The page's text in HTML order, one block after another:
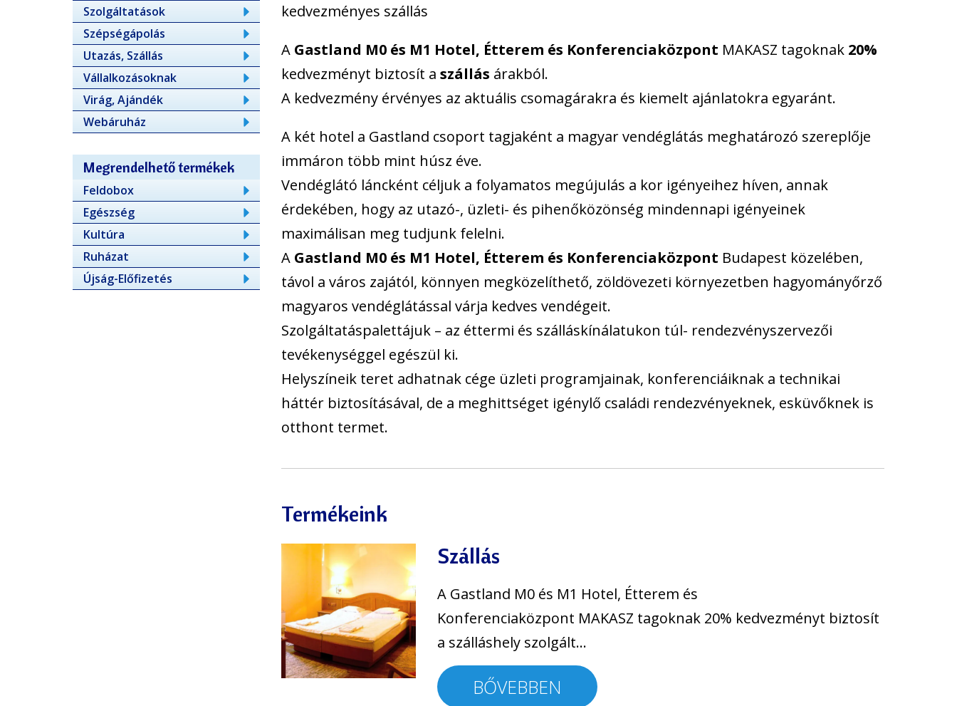
kedvezményes szállás
A Gastland M0 és M1 Hotel, Étterem és Konferenciaközpont MAKASZ tagoknak 20%
kedvezményt biztosít a szállás árakból.
A kedvezmény érvényes az aktuális csomagárakra és kiemelt ajánlatokra egyaránt.
A két hotel a Gastland csoport tagjaként a magyar vendéglátás meghatározó szereplője
immáron több mint húsz éve.
Vendéglátó láncként céljuk a folyamatos megújulás a kor igényeihez híven, annak
érdekében, hogy az utazó-, üzleti- és pihenőközönség mindennapi igényeinek
maximálisan meg tudjunk felelni.
A Gastland M0 és M1 Hotel, Étterem és Konferenciaközpont Budapest közelében,
távol a város zajától, könnyen megközelíthető, zöldövezeti környezetben hagyományőrző
magyaros vendéglátással várja kedves vendégeit.
Szolgáltatáspalettájuk – az éttermi és szálláskínálatukon túl- rendezvényszervezői
tevékenységgel egészül ki.
Helyszíneik teret adhatnak cége üzleti programjainak, konferenciáiknak a technikai
háttér biztosításával, de a meghittséget igénylő családi rendezvényeknek, esküvőknek is
otthont termet.
Termékeink
Szállás
A Gastland M0 és M1 Hotel, Étterem és
Konferenciaközpont MAKASZ tagoknak 20% kedvezményt biztosít
a szálláshely szolgált…
BŐVEBBEN
Szolgáltatások
Szépségápolás
Utazás, Szállás
Vállalkozásoknak
Virág, Ajándék
Webáruház
Megrendelhető termékek
Feldobox
Egészség
Kultúra
Ruházat
Újság-Előfizetés